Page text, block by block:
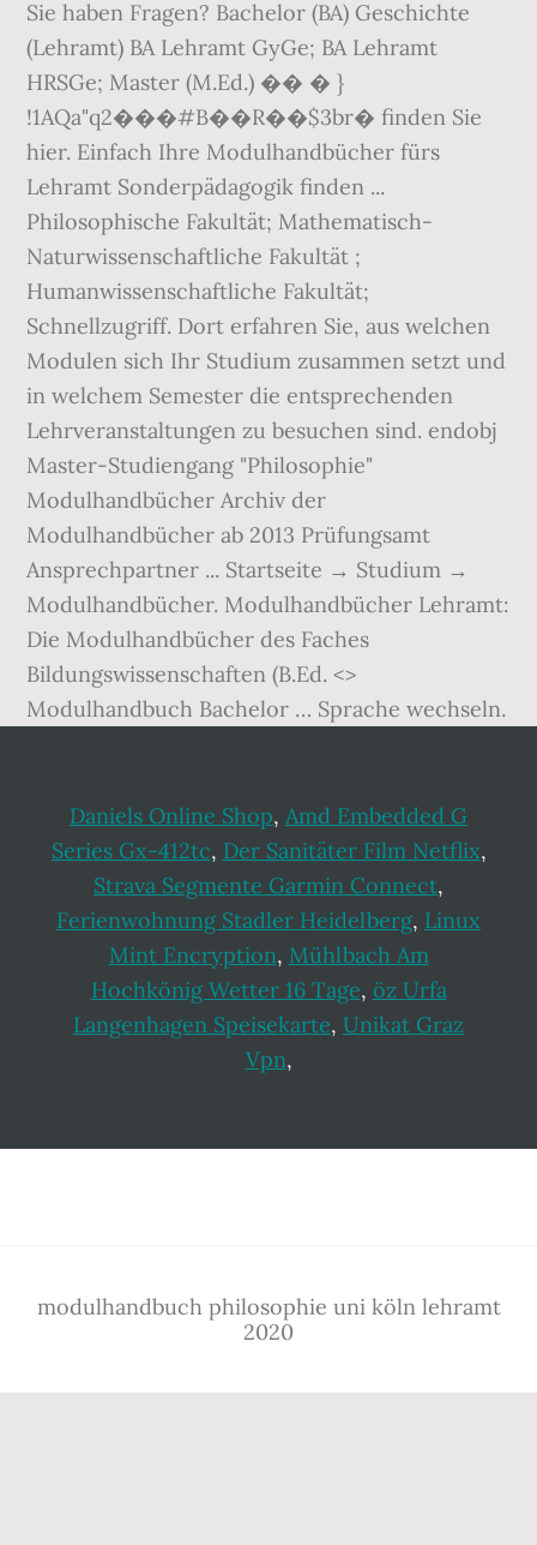
Daniels Online Shop, Amd Embedded G
Series Gx-412tc, Der Sanitäter Film Netflix,
Strava Segmente Garmin Connect,
Ferienwohnung Stadler Heidelberg, Linux
Mint Encryption, Mühlbach Am
Hochkönig Wetter 16 Tage, öz Urfa
Langenhagen Speisekarte, Unikat Graz
Vpn,
modulhandbuch philosophie uni köln lehramt
2020